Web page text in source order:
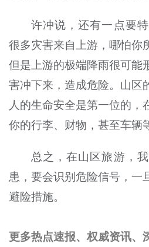
许冲说，还有一点要
很多灾害来自上游，哪怕你
但是上游的极端降雨很可能
害冲下来，造成危险。山区
人的生命安全是第一位的，
你的行李、财物，甚至车辆
总之，在山区旅游，
患，要会识别危险信号，一
避险措施。
更多热点速报、权威资讯、